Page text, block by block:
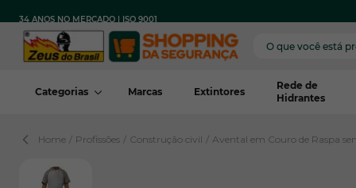
34 ANOS NO MERCADO | ISO 9001
GRÁTIS
BRASIL
REGIÃO*
Categorias Marcas Extintores
Rede de
Hidrantes
Home / Profissões / Construção civil / Avental em Couro de Raspa
View larger image